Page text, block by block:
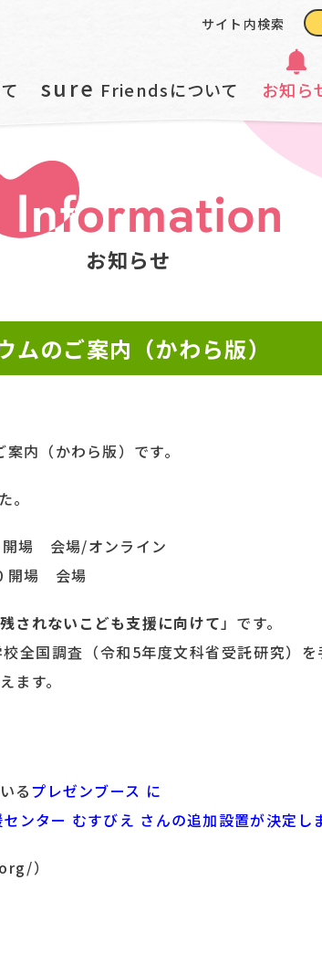
sure Friendsについて お知ら
サイト内検索
お知らせ
のご案内（かわら版）
内（かわら版）です。
。
開場 会場/オンライン
場 会場
されないこども支援に向けて」です。
全国調査（令和5年度文科省受託研究）
ます。
るプレゼンブース に
ンター むすびえ さんの追加設置が決定し
）